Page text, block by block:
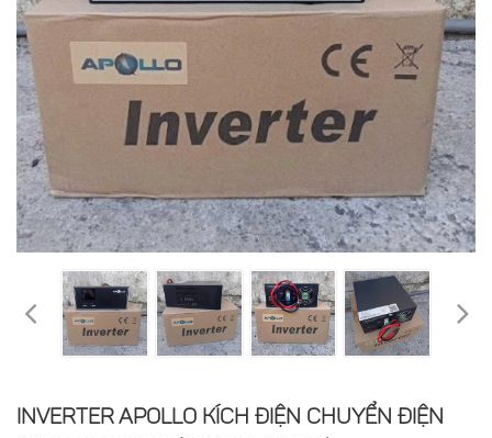
INVERTER APOLLO KÍCH ĐIỆN CHUYỂN ĐIỆN